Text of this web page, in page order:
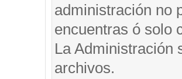
administración no
encuentras ó solo
La Administración
archivos.